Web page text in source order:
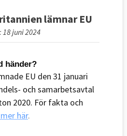
lämnar EU
juni 2024
händer?
EU den 31 januari
och samarbetsavtal
2020. För fakta och
här.